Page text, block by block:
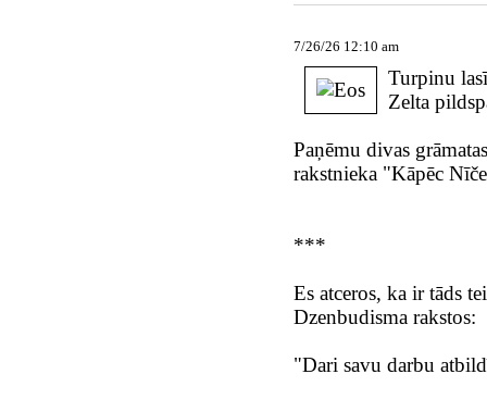
7/26/26 12:10 am
Turpinu
Zelta
Paņēmu divas
rakstnieka "Kāpēc
***
Es atceros, ka ir tāds
Dzenbudisma rakstos:
"Dari savu darbu